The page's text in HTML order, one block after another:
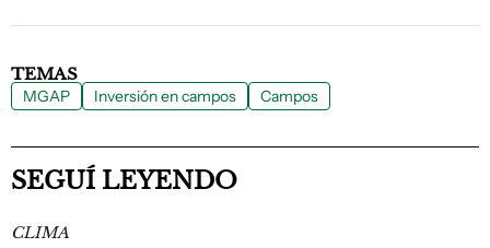
TEMAS
MGAP Inversión en campos Campos
SEGUÍ LEYENDO
CLIMA